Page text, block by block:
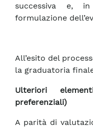
successiva e,
formulazione
All’esito del
la graduatoria
Ulteriori
preferenziali)
A parità di